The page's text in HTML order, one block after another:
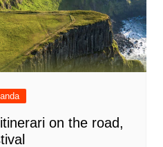
on the road,